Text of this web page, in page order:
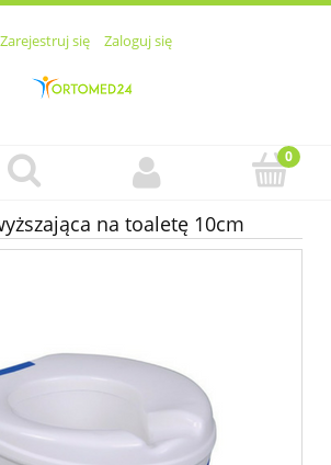
Zarejestruj się Zaloguj się
na toaletę 10cm